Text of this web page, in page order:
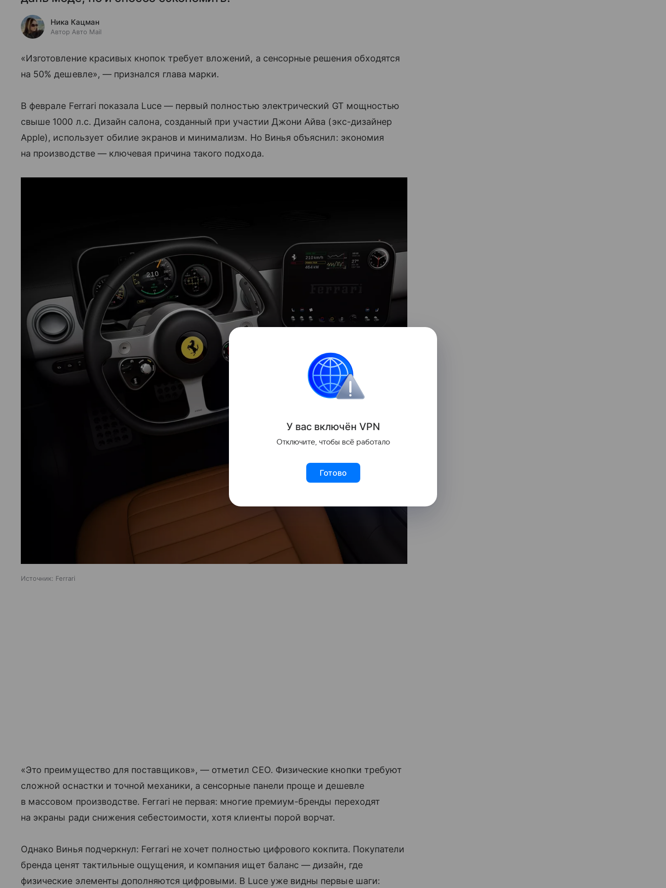
Ника Кацман
Автор Авто Mail
«Изготовление красивых кнопок требует вложений, а сенсорные решения обходятся
на 50% дешевле», — признался глава марки.
В феврале Ferrari показала Luce — первый полностью электрический GT мощностью
свыше 1000 л.с. Дизайн салона, созданный при участии Джони Айва (экс-дизайнер
Apple), использует обилие экранов и минимализм. Но Винья объяснил: экономия
на производстве — ключевая причина такого подхода.
Источник: Ferrari
«Это преимущество для поставщиков», — отметил CEO. Физические кнопки требуют
сложной оснастки и точной механики, а сенсорные панели проще и дешевле
в массовом производстве. Ferrari не первая: многие премиум-бренды переходят
на экраны ради снижения себестоимости, хотя клиенты порой ворчат.
Однако Винья подчеркнул: Ferrari не хочет полностью цифрового кокпита. Покупатели
бренда ценят тактильные ощущения, и компания ищет баланс — дизайн, где
физические элементы дополняются цифровыми. В Luce уже видны первые шаги:
У вас включён VPN
Отключите, чтобы всё работало
Готово